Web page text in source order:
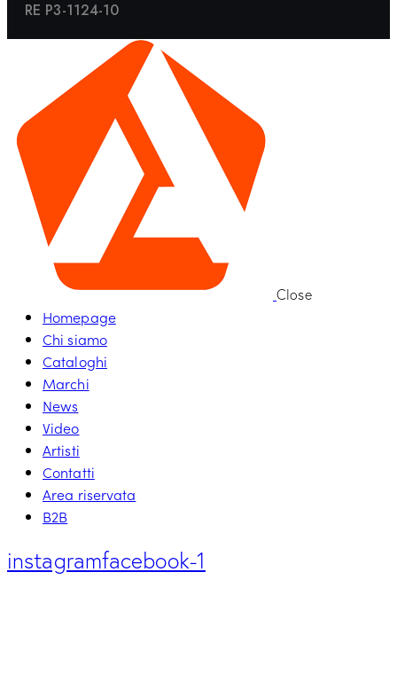
RE P3-1124-10
Close
Homepage
Chi siamo
Cataloghi
Marchi
News
Video
Artisti
Contatti
Area riservata
B2B
instagramfacebook-1